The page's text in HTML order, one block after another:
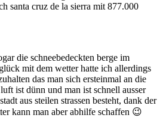
santa cruz de la sierra mit 877.000
die schneebedeckten berge im
mit dem wetter hatte ich allerdings
das man sich ersteinmal an die
ist dünn und man ist schnell ausser
aus steilen strassen besteht, dank der
kann man aber abhilfe schaffen 😉